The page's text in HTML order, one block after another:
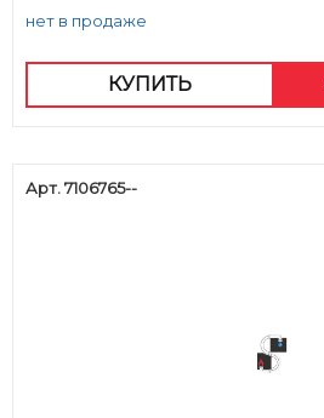
нет в продаже
КУПИТЬ
Арт. 7106765--